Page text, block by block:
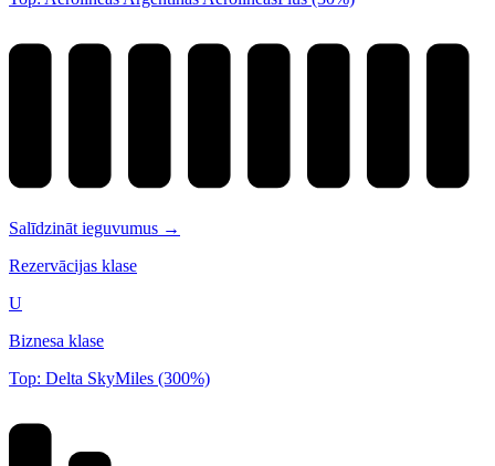
Salīdzināt ieguvumus →
Rezervācijas klase
U
Biznesa klase
Top: Delta SkyMiles (300%)